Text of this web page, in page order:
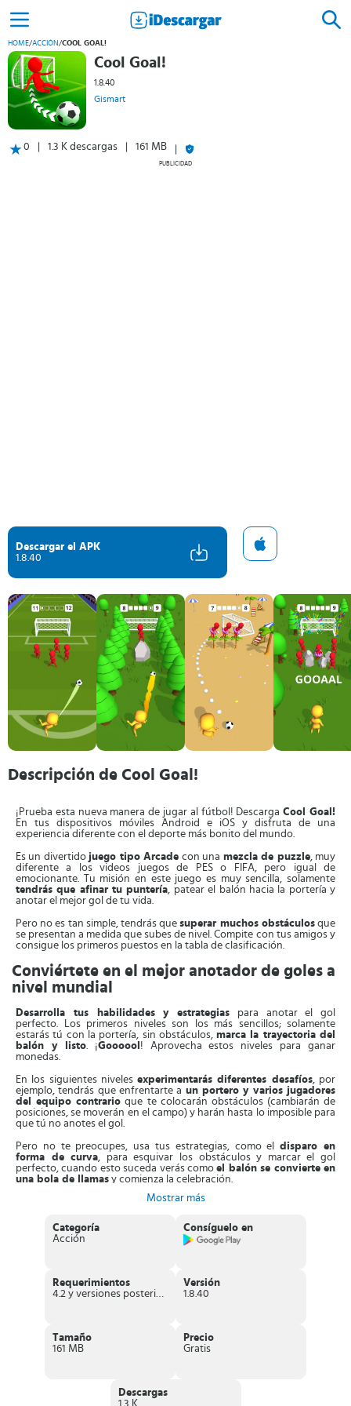
HOME/ACCIÓN/COOL GOAL!
Cool Goal!
1.8.40
Gismart
0 1.3 K descargas 161 MB
PUBLICIDAD
Descargar el APK
1.8.40
Descripción de Cool Goal!
¡Prueba esta nueva manera de jugar al fútbol! DescargaCool Goal!
En tus dispositivos móviles Android e iOS y disfruta de una
experiencia diferente con el deporte más bonito del mundo.
Es un divertido juego tipo Arcade con una mezcla de puzzle, muy
diferente a los videos juegos de PES o FIFA, pero igual de
emocionante. Tu misión en este juego es muy sencilla, solamente
tendrás que afinar tu puntería, patear el balón hacia la portería y
anotar el mejor gol de tu vida.
Pero no es tan simple, tendrás quesuperar muchos obstáculosque
se presentan a medida que subes de nivel. Compite con tus amigos y
consigue los primeros puestos en la tabla de clasificación.
Conviértete en el mejor anotador de goles a
nivel mundial
Desarrolla tus habilidades y estrategias para anotar el gol
perfecto. Los primeros niveles son los más sencillos; solamente
estarás tú con la portería, sin obstáculos,marca la trayectoria del
balón y listo. ¡Goooool ! Aprovecha estos niveles para ganar
monedas.
En los siguientes nivelesexperimentarás diferentes desafíos, por
ejemplo, tendrás que enfrentarte a un portero y varios jugadores
del equipo contrario que te colocarán obstáculos (cambiarán de
posiciones, se moverán en el campo) y harán hasta lo imposible para
que tú no anotes el gol.
Pero no te preocupes, usa tus estrategias, como eldisparo en
forma de curva, para esquivar los obstáculos y marcar el gol
perfecto, cuando esto suceda verás comoel balón se convierte en
una bola de llamas y comienza la celebración.
Experimenta diferentes escenarios. Imagínate jugar al futbol a la
campo de nieve . ¡Todo esto es posible enCool goal!
realizar tus mejores tiros desde cualquier parte del campo.
mientras más recojas en el tiro, mayor será la cantidad de monedas
que tengas para desbloquear nuevos elementos.
servirán para desbloquear nuevos niveles, nuevos escenarios y
hasta nuevos personajes.
Excelente apartado gráfico
Mostrar más
Categoría
Acción
Consíguelo en
Requerimientos
4.2 y versiones posteriores
Versión
1.8.40
Tamaño
161 MB
Precio
Gratis
Descargas
1.3 K